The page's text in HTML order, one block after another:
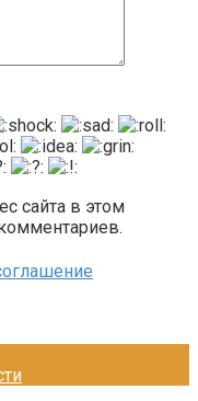
сайта в этом